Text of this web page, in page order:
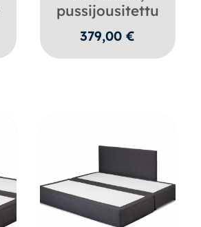
pussijousitettu
379,00€